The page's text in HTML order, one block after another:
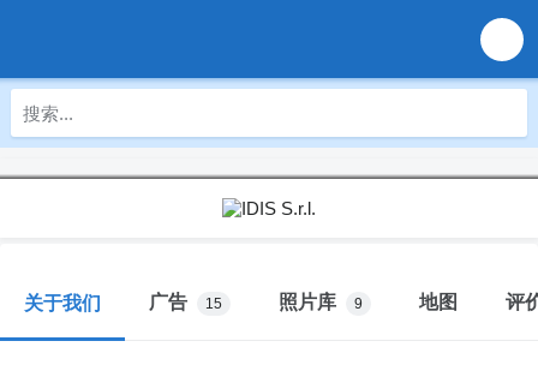
关于我们 广告 15 照片库 9 地图 评